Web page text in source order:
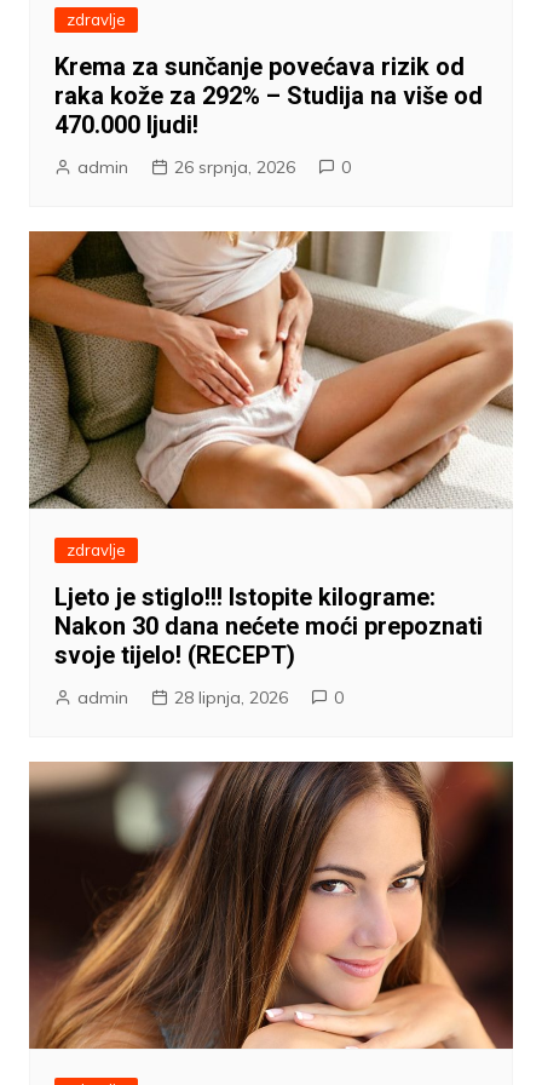
zdravlje
Krema za sunčanje povećava rizik od
raka kože za 292% – Studija na više od
470.000 ljudi!
admin 26 srpnja, 2026 0
zdravlje
Ljeto je stiglo!!! Istopite kilograme:
Nakon 30 dana nećete moći prepoznati
svoje tijelo! (RECEPT)
admin 28 lipnja, 2026 0